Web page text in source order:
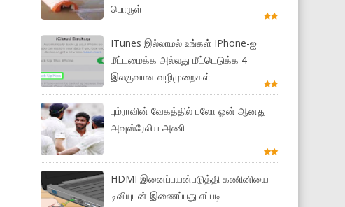
பொருள்
ITunes இல்லாமல் உங்கள் IPhone-ஐ
மீட்டமைக்க அல்லது மீட்டெடுக்க 4
இலகுவான வழிமுறைகள்
பும்ராவின் வேகத்தில் பலோ ஓன் ஆனது
அவுஸ்ரேலிய அணி
HDMI இனைப்பயன்படுத்தி கணினியை
டிவியுடன் இணைப்பது எப்படி